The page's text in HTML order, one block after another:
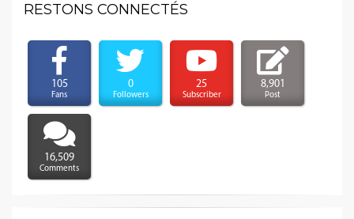
RESTONS CONNECTÉS
105
Fans
0
Followers
25
Subscriber
8,901
Post
16,509
Comments